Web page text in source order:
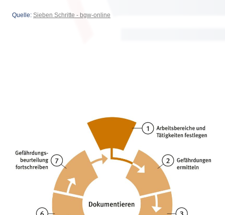
Quelle: Sieben Schritte - bgw-online